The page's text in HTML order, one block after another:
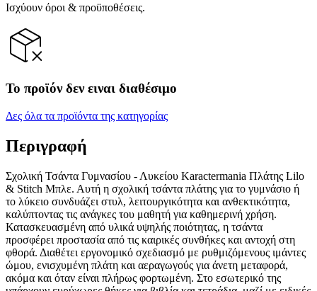
Ισχύουν όροι & προϋποθέσεις.
Το προϊόν δεν ειναι διαθέσιμο
Δες όλα τα προϊόντα της κατηγορίας
Περιγραφή
Σχολική Τσάντα Γυμνασίου - Λυκείου Karactermania Πλάτης Lilo
& Stitch Μπλε. Αυτή η σχολική τσάντα πλάτης για το γυμνάσιο ή
το λύκειο συνδυάζει στυλ, λειτουργικότητα και ανθεκτικότητα,
καλύπτοντας τις ανάγκες του μαθητή για καθημερινή χρήση.
Κατασκευασμένη από υλικά υψηλής ποιότητας, η τσάντα
προσφέρει προστασία από τις καιρικές συνθήκες και αντοχή στη
φθορά. Διαθέτει εργονομικό σχεδιασμό με ρυθμιζόμενους ιμάντες
ώμου, ενισχυμένη πλάτη και αεραγωγούς για άνετη μεταφορά,
ακόμα και όταν είναι πλήρως φορτωμένη. Στο εσωτερικό της